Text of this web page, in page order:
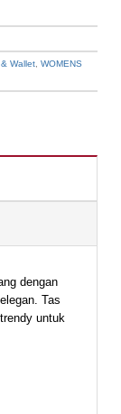
Wallet ,WOMENS
dengan
Tas
untuk